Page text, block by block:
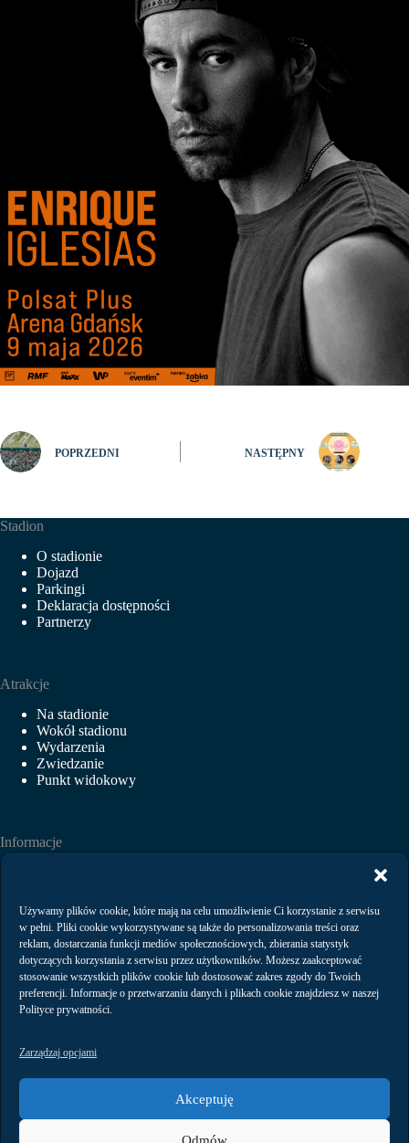
Używamy plików cookie, które mają na celu umożliwienie Ci korzystanie z serwisu
w pełni. Pliki cookie wykorzystywane są także do personalizowania treści oraz
reklam, dostarczania funkcji mediów społecznościowych, zbierania statystyk
dotyczących korzystania z serwisu przez użytkowników. Możesz zaakceptować
stosowanie wszystkich plików cookie lub dostosować zakres zgody do Twoich
preferencji. Informacje o przetwarzaniu danych i plikach cookie znajdziesz w naszej
Polityce prywatności.
Zarządzaj opcjami
Akceptuję
Odmów
POPRZEDNI NASTĘPNY
Stadion
O stadionie
Dojazd
Parkingi
Deklaracja dostępności
Partnerzy
Atrakcje
Na stadionie
Wokół stadionu
Wydarzenia
Zwiedzanie
Punkt widokowy
Informacje
Wynajem
Regulaminy
Polityka prywatności
Kontakt